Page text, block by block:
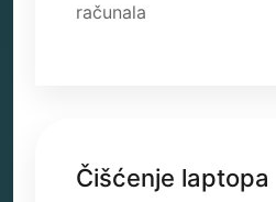
računala
Čišćenje laptopa